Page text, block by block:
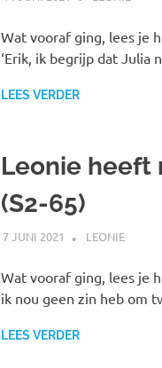
Wat vooraf ging, lees je
‘Erik, ik begrijp dat Julia
LEES VERDER
Leonie heeft
(S2-65)
7 JUNI 2021 MARJOLEIN
LEONIE
Wat vooraf ging, lees je
ik nou geen zin heb om
LEES VERDER